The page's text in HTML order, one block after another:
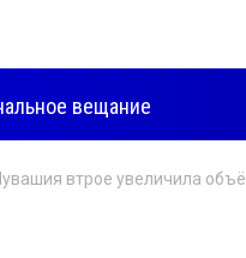
вещание
втрое увеличила